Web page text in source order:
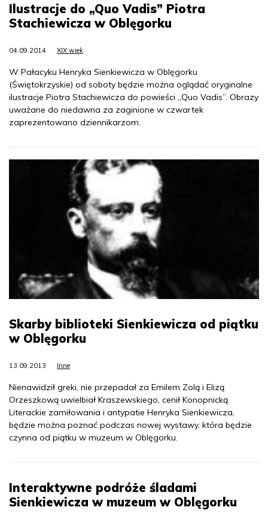
Ilustracje do „Quo Vadis” Piotra
Stachiewicza w Oblęgorku
04.09.2014 XIX wiek
W Pałacyku Henryka Sienkiewicza w Oblęgorku
(Świętokrzyskie) od soboty będzie można oglądać oryginalne
ilustracje Piotra Stachiewicza do powieści „Quo Vadis”. Obrazy
uważane do niedawna za zaginione w czwartek
zaprezentowano dziennikarzom.
Skarby biblioteki Sienkiewicza od piątku
w Oblęgorku
13.09.2013 Inne
Nienawidził greki, nie przepadał za Emilem Zolą i Elizą
Orzeszkową uwielbiał Kraszewskiego, cenił Konopnicką.
Literackie zamiłowania i antypatie Henryka Sienkiewicza,
będzie można poznać podczas nowej wystawy, która będzie
czynna od piątku w muzeum w Oblęgorku.
Interaktywne podróże śladami
Sienkiewicza w muzeum w Oblęgorku